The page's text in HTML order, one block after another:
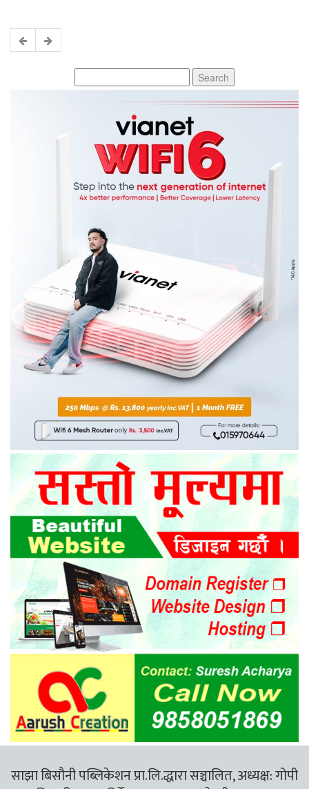
for:
साझा बिसौनी पब्लिकेशन प्रा.लि.द्धारा सञ्चालित, अध्यक्ष: गोपी